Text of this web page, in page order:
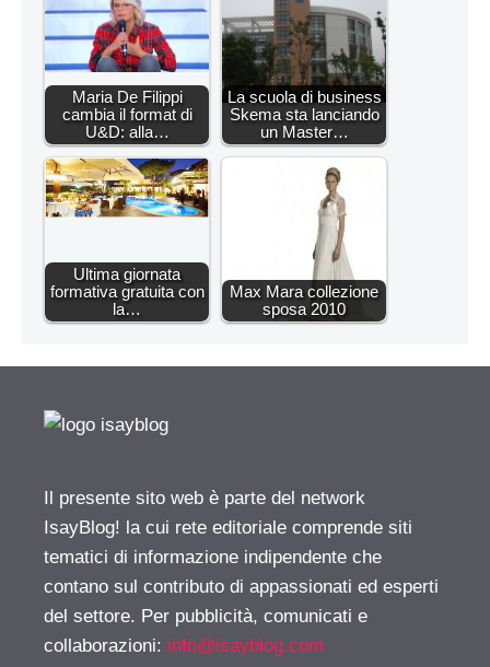
Maria De Filippi
cambia il format di
U&D: alla…
La scuola di business
Skema sta lanciando
un Master…
Ultima giornata
formativa gratuita con
la…
Max Mara collezione
sposa 2010
Il presente sito web è parte del network
IsayBlog! la cui rete editoriale comprende siti
tematici di informazione indipendente che
contano sul contributo di appassionati ed esperti
del settore. Per pubblicità, comunicati e
collaborazioni: info@isayblog.com